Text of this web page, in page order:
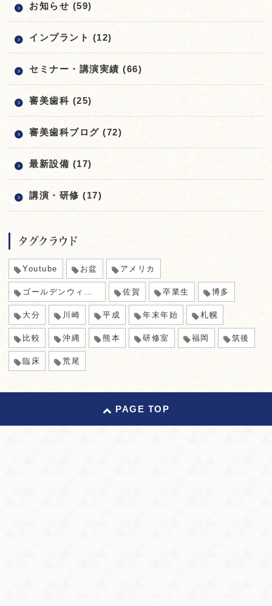
お知らせ (59)
インプラント (12)
セミナー・講演実績 (66)
審美歯科 (25)
審美歯科ブログ (72)
最新設備 (17)
講演・研修 (17)
タグクラウド
Youtube お盆 アメリカ
ゴールデンウィーク 佐賀 卒業生 博多
大分 川崎 平成 年末年始 札幌
比較 沖縄 熊本 研修室 福岡 筑後
臨床 荒尾
PAGE TOP